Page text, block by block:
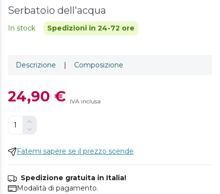
Serbatoio dell'acqua
In stock Spedizioni in 24-72 ore
Descrizione | Composizione
24,90 € IVA inclusa
Fatemi sapere se il prezzo scende
Spedizione gratuita in Italia!
Modalità di pagamento.